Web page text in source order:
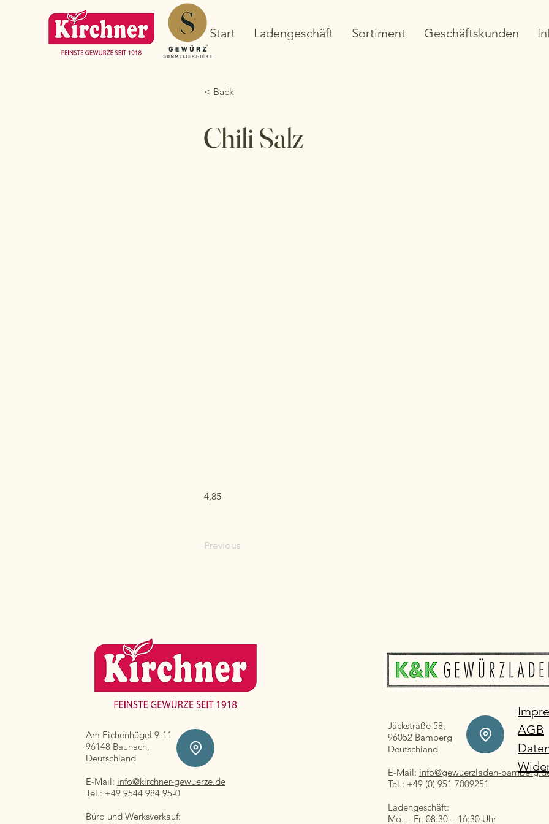
Start Ladengeschäft Sortiment Geschäftskunden
< Back
Chili Salz
4,85
Previous
Am Eichenhügel 9-11
96148 Baunach,
Deutschland
E-Mail: info@kirchner-gewuerze.de
Tel.: +49 9544 984 95-0
Büro und Werksverkauf:
Jäckstraße 58,
96052 Bamberg
Deutschland
E-Mail: info@gewuerzladen-
Tel.: +49 (0) 951 7009251
Ladengeschäft:
Mo. – Fr. 08:30 – 16:30 Uhr
AGB